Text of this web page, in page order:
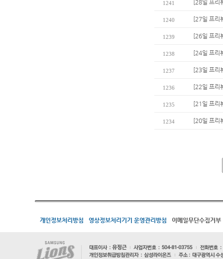
1241 [28일 프리
1240 [27일 프리
1239 [26일 프리
1238 [24일 프리
1237 [23일 프리
1236 [22일 프리
1235 [21일 프리
1234 [20일 프리
개인정보처리방침 영상정보처리기기 운영관리방침 이메일무단수집거부